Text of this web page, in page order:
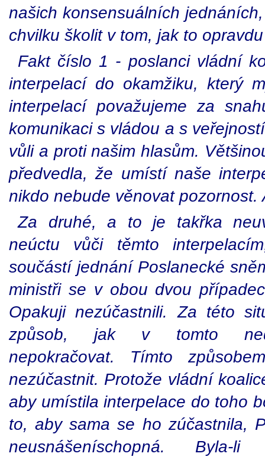
našich konsensuálních
chvilku školit v tom, jak to
Fakt číslo 1 - poslanci vládní
interpelací do okamžiku, který
interpelací považujeme za
komunikaci s vládou a s
vůli a proti našim hlasům.
předvedla, že umístí naše
nikdo nebude věnovat
Za druhé, a to je takřka
neúctu vůči těmto
součástí jednání Poslanecké
ministři se v obou dvou
Opakuji nezúčastnili. Za této
způsob, jak v tomto
nepokračovat. Tímto
nezúčastnit. Protože vládní
aby umístila interpelace do toho
to, aby sama se ho zúčastnila,
neusnášeníschopná. Byla-li